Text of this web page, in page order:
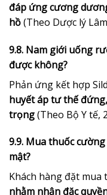
đáp ứng cương
hồ(Theo Dược lý
9.8. Nam giới uống
được không?
Phản ứng kết hợp
huyết áp tư thế
trọng(Theo Bộ Y tế,
9.9. Mua thuốc
mật?
Khách hàng đặt mua
nhằm nhận đặc